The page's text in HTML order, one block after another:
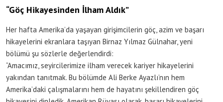
“Göç Hikayesinden İlham Aldık”
Her hafta Amerika’da yaşayan girişimcilerin göç, azim ve başarı
hikayelerini ekranlara taşıyan Birnaz Yılmaz Gülnahar, yeni
bölümü şu sözlerle değerlendirdi:
“Amacımız, seyircilerimize ilham verecek kariyer hikayelerini
yakından tanıtmak. Bu bölümde Ali Berke Ayazlı’nın hem
Amerika’daki çalışmalarını hem de hayatını şekillendiren göç